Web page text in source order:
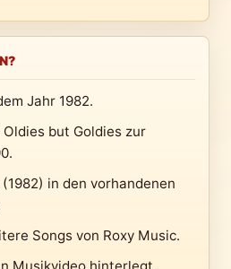
Jahr 1982.
but Goldies zur
in den vorhandenen
Songs von Roxy Music.